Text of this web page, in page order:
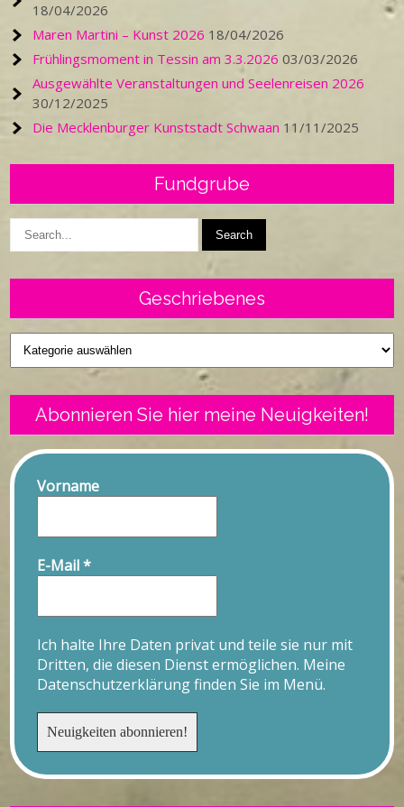
18/04/2026
Maren Martini – Kunst 2026 18/04/2026
Frühlingsmoment in Tessin am 3.3.2026 03/03/2026
Ausgewählte Veranstaltungen und Seelenreisen 2026
30/12/2025
Die Mecklenburger Kunststadt Schwaan 11/11/2025
Fundgrube
Geschriebenes
Geschriebenes
Abonnieren Sie hier meine Neuigkeiten!
Vorname
E-Mail*
Ich halte Ihre Daten privat und teile sie nur mit
Dritten, die diesen Dienst ermöglichen. Meine
Datenschutzerklärung finden Sie im Menü.